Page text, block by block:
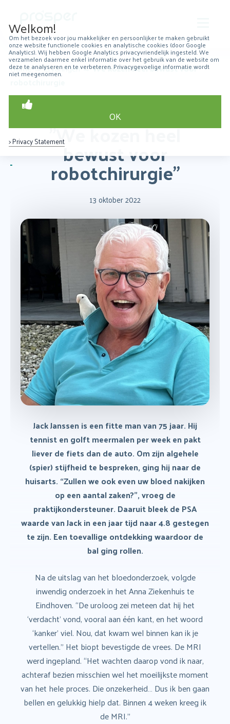
Welkom!
Om het bezoek voor jou makkelijker en persoonlijker te maken gebruikt
onze website functionele cookies en analytische cookies (door Google
Analytics). Wij hebben Google Analytics privacyvriendelijk ingesteld. We
verzamelen daarmee enkel informatie over het gebruik van de website om
deze te analyseren en te verbeteren. Privacygevoelige informatie wordt
niet meegenomen.
OK
> Privacy Statement
Over Prosper
Over prostaatkanker
Patiëntervaringen
Nieuws
Contact
Koploperziekenhuis Veelgestelde vragen
Home→Ervaringen→We kozen heel bewust voor
robotchirurgie
"We kozen heel
bewust voor
robotchirurgie"
13 oktober 2022
Jack Janssen is een fitte man van 75 jaar. Hij
tennist en golft meermalen per week en pakt
liever de fiets dan de auto. Om zijn algehele
(spier) stijfheid te bespreken, ging hij naar de
huisarts. “Zullen we ook even uw bloed nakijken
op een aantal zaken?”, vroeg de
praktijkondersteuner. Daaruit bleek de PSA
waarde van Jack in een jaar tijd naar 4.8 gestegen
te zijn. Een toevallige ontdekking waardoor de
bal ging rollen.
Na de uitslag van het bloedonderzoek, volgde
inwendig onderzoek in het Anna Ziekenhuis te
Eindhoven. “De uroloog zei meteen dat hij het
‘verdacht’ vond, vooral aan één kant, en het woord
‘kanker’ viel. Nou, dat kwam wel binnen kan ik je
vertellen.” Het biopt bevestigde de vrees. De MRI
werd ingepland. “Het wachten daarop vond ik naar,
achteraf bezien misschien wel het moeilijkste moment
van het hele proces. Die onzekerheid… Dus ik ben gaan
bellen en gelukkig hielp dat. Binnen 4 weken kreeg ik
de MRI.”